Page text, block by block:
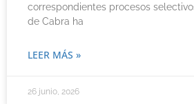
correspondientes procesos
de Cabra ha
LEER MÁS »
26 junio, 2026